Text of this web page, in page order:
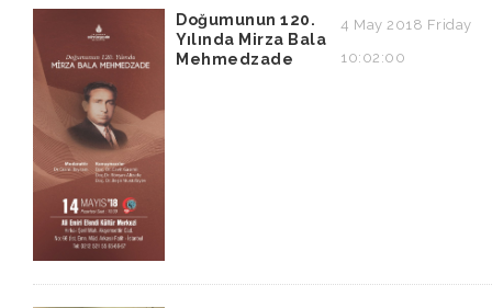
Doğumunun 120.
Yılında Mirza Bala
Mehmedzade
4 May 2018 Friday
10:02:00